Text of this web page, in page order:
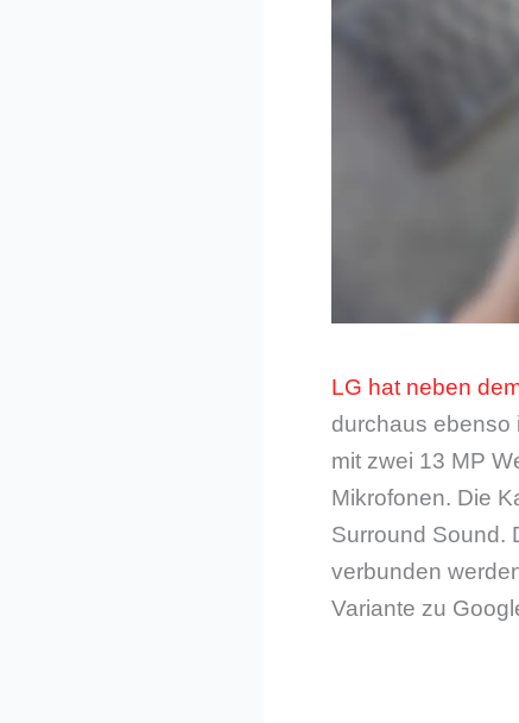
LG hat neben
durchaus ebenso
mit zwei 13 MP
Mikrofonen. Die
Surround Sound.
verbunden
Variante zu